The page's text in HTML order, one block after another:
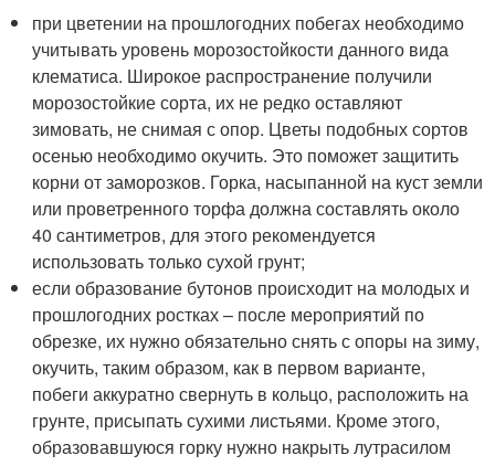
при цветении на прошлогодних побегах необходимо
учитывать уровень морозостойкости данного вида
клематиса. Широкое распространение получили
морозостойкие сорта, их не редко оставляют
зимовать, не снимая с опор. Цветы подобных сортов
осенью необходимо окучить. Это поможет защитить
корни от заморозков. Горка, насыпанной на куст земли
или проветренного торфа должна составлять около
40 сантиметров, для этого рекомендуется
использовать только сухой грунт;
если образование бутонов происходит на молодых и
прошлогодних ростках – после мероприятий по
обрезке, их нужно обязательно снять с опоры на зиму,
окучить, таким образом, как в первом варианте,
побеги аккуратно свернуть в кольцо, расположить на
грунте, присыпать сухими листьями. Кроме этого,
образовавшуюся горку нужно накрыть лутрасилом